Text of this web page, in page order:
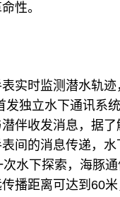
性。
实时监测潜水轨
发独立水下通讯
伴收发消息，据
间的消息传递，水
水下探索，海豚
播距离可达到60